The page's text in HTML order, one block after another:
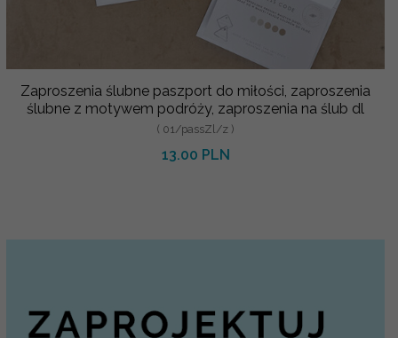
Zaproszenia ślubne paszport do miłości, zaproszenia
ślubne z motywem podróży, zaproszenia na ślub dl
( 01/passZl/z )
13.00 PLN